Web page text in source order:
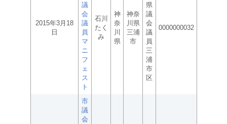
2015年3月18
日
議
会
議
員
マ
ニ
フ
ェ
ス
ト
石川
たく
み
神
奈
川
県
神奈
川県
三浦
市
県
議
会
議
員
三
浦
市
区
0000000032
市
議
会